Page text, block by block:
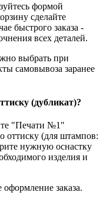
формой
сделайте
быстрого заказа -
всех деталей.
выбрать при
самовывоза заранее
(дубликат)?
"Печати №1"
(для штампов:
нужную оснастку
изделия и
оформление заказа.